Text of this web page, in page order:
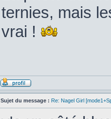
ternies, mais
vrai !
Sujet du message : Re: Nagel Girl